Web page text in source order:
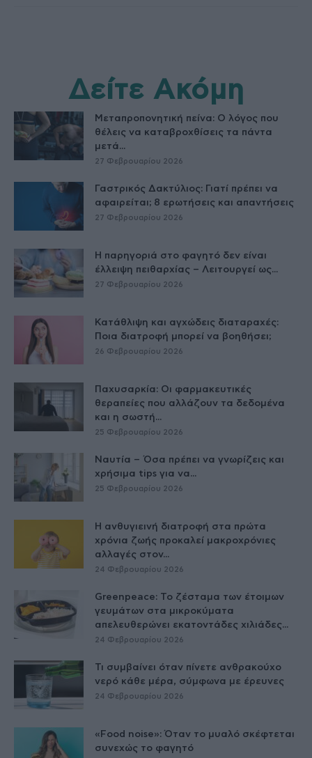
Δείτε Ακόμη
Μεταπροπονητική πείνα: Ο λόγος που
θέλεις να καταβροχθίσεις τα πάντα
μετά...
27 Φεβρουαρίου 2026
Γαστρικός Δακτύλιος: Γιατί πρέπει να
αφαιρείται; 8 ερωτήσεις και απαντήσεις
27 Φεβρουαρίου 2026
Η παρηγοριά στο φαγητό δεν είναι
έλλειψη πειθαρχίας – Λειτουργεί ως...
27 Φεβρουαρίου 2026
Κατάθλιψη και αγχώδεις διαταραχές:
Ποια διατροφή μπορεί να βοηθήσει;
26 Φεβρουαρίου 2026
Παχυσαρκία: Οι φαρμακευτικές
θεραπείες που αλλάζουν τα δεδομένα
και η σωστή...
25 Φεβρουαρίου 2026
Ναυτία – Όσα πρέπει να γνωρίζεις και
χρήσιμα tips για να...
25 Φεβρουαρίου 2026
Η ανθυγιεινή διατροφή στα πρώτα
χρόνια ζωής προκαλεί μακροχρόνιες
αλλαγές στον...
24 Φεβρουαρίου 2026
Greenpeace: Το ζέσταμα των έτοιμων
γευμάτων στα μικροκύματα
απελευθερώνει εκατοντάδες χιλιάδες...
24 Φεβρουαρίου 2026
Τι συμβαίνει όταν πίνετε ανθρακούχο
νερό κάθε μέρα, σύμφωνα με έρευνες
24 Φεβρουαρίου 2026
«Food noise»: Όταν το μυαλό σκέφτεται
συνεχώς το φαγητό